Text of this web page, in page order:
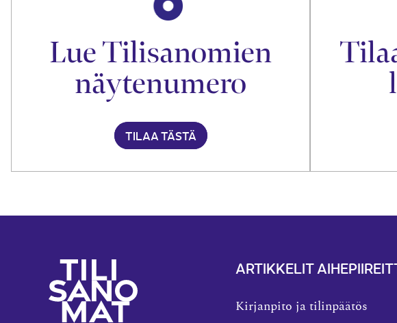
Lue Tilisanomien
näytenumero
TILAA TÄSTÄ
ARTIKKELIT
Kirjanpito ja tilinpäätös